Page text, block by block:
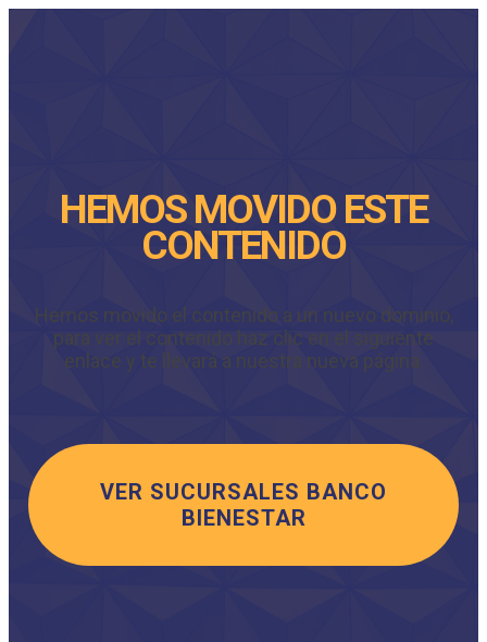
HEMOS MOVIDO ESTE
CONTENIDO
Hemos movido el contenido a un nuevo dominio,
para ver el contenido haz clic en el siguiente
enlace y te llevará a nuestra nueva página.
VER SUCURSALES BANCO
BIENESTAR